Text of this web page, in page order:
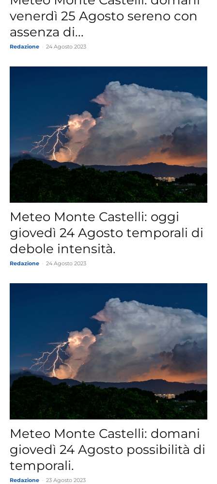
venerdì 25 Agosto sereno con
assenza di...
Redazione 24 Agosto 2023
Meteo Monte Castelli: oggi
giovedì 24 Agosto temporali di
debole intensità.
Redazione 24 Agosto 2023
Meteo Monte Castelli: domani
giovedì 24 Agosto possibilità di
temporali.
Redazione 23 Agosto 2023